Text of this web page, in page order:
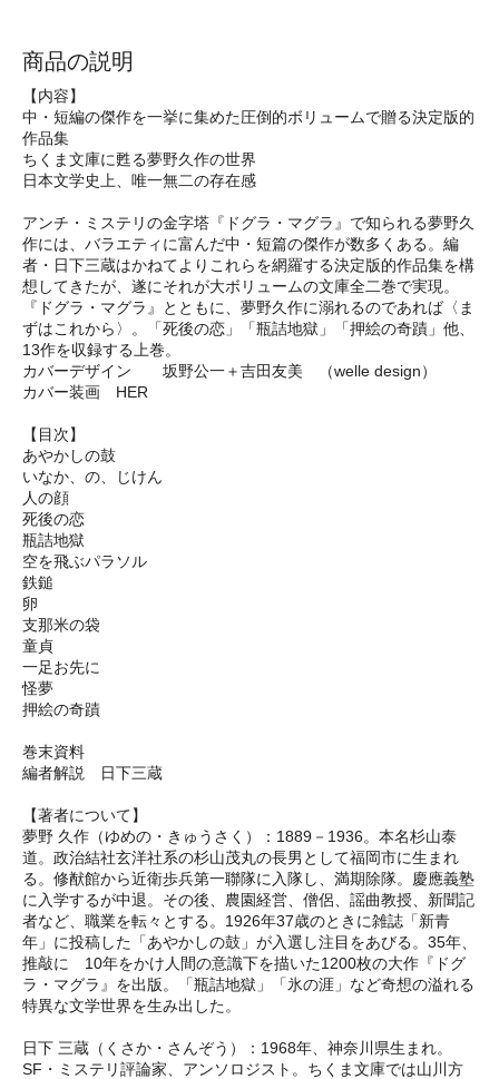
商品の説明
【内容】
中・短編の傑作を一挙に集めた圧倒的ボリュームで贈る決定版的
作品集
ちくま文庫に甦る夢野久作の世界
日本文学史上、唯一無二の存在感
アンチ・ミステリの金字塔『ドグラ・マグラ』で知られる夢野久
作には、バラエティに富んだ中・短篇の傑作が数多くある。編
者・日下三蔵はかねてよりこれらを網羅する決定版的作品集を構
想してきたが、遂にそれが大ボリュームの文庫全二巻で実現。
『ドグラ・マグラ』とともに、夢野久作に溺れるのであれば〈ま
ずはこれから〉。「死後の恋」「瓶詰地獄」「押絵の奇蹟」他、
13作を収録する上巻。
カバーデザイン 坂野公一＋吉田友美 （welle design）
カバー装画 HER
【目次】
あやかしの鼓
いなか、の、じけん
人の顔
死後の恋
瓶詰地獄
空を飛ぶパラソル
鉄鎚
卵
支那米の袋
童貞
一足お先に
怪夢
押絵の奇蹟
巻末資料
編者解説 日下三蔵
【著者について】
夢野 久作（ゆめの・きゅうさく）：1889－1936。本名杉山泰
道。政治結社玄洋社系の杉山茂丸の長男として福岡市に生まれ
る。修猷館から近衛歩兵第一聯隊に入隊し、満期除隊。慶應義塾
に入学するが中退。その後、農園経営、僧侶、謡曲教授、新聞記
者など、職業を転々とする。1926年37歳のときに雑誌「新青
年」に投稿した「あやかしの鼓」が入選し注目をあびる。35年、
推敲に 10年をかけ人間の意識下を描いた1200枚の大作『ドグ
ラ・マグラ』を出版。「瓶詰地獄」「氷の涯」など奇想の溢れる
特異な文学世界を生み出した。
日下 三蔵（くさか・さんぞう）：1968年、神奈川県生まれ。
SF・ミステリ評論家、アンソロジスト。ちくま文庫では山川方